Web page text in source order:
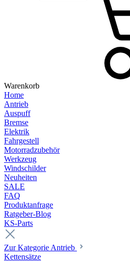
Warenkorb
Home
Antrieb
Auspuff
Bremse
Elektrik
Fahrgestell
Motorradzubehör
Werkzeug
Windschilder
Neuheiten
SALE
FAQ
Produktanfrage
Ratgeber-Blog
KS-Parts
Zur Kategorie Antrieb
Kettensätze